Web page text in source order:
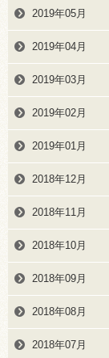
2019年05月
2019年04月
2019年03月
2019年02月
2019年01月
2018年12月
2018年11月
2018年10月
2018年09月
2018年08月
2018年07月